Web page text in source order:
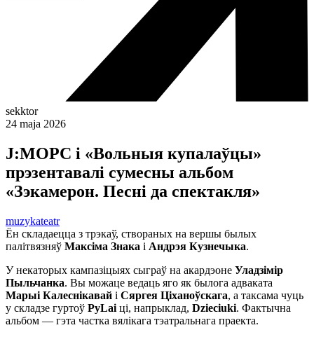
sekktor
24 maja 2026
J:МОРС і «Вольныя купалаўцы»
прэзентавалі сумесны альбом
«Зэкамерон. Песні да спектакля»
muzykateatr
Ён складаецца з трэкаў, створаных на вершы былых
палітвязняў Максіма Знака і Андрэя Кузнечыка.
У некаторых кампазіцыях сыграў на акардэоне Уладзімір
Пыльчанка. Вы можаце ведаць яго як былога адваката
Марыі Калеснікавай і Сяргея Ціханоўскага, а таксама чуць
у складзе гуртоў PyLai ці, напрыклад, Dzieciuki. Фактычна
альбом — гэта частка вялікага тэатральнага праекта.